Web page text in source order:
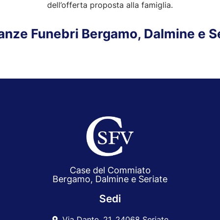
dell’offerta proposta alla famiglia.
Funebri Bergamo, Dalmine e
Case del Commiato
Bergamo, Dalmine e Seriate
Sedi